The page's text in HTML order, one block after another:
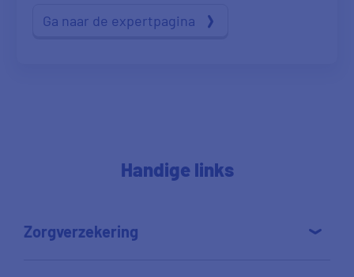
Ga naar de expertpagina
Handige links
Zorgverzekering